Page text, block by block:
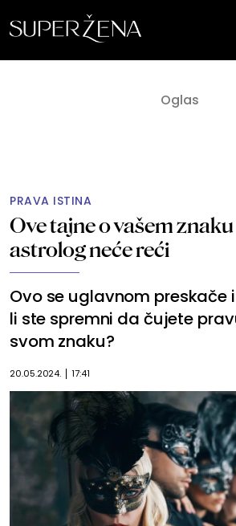
PRAVA ISTINA
Ove tajne o vašem
astrolog neće reći
Ovo se uglavnom preskače
li ste spremni da čujete
svom znaku?
20.05.2024. 17:41